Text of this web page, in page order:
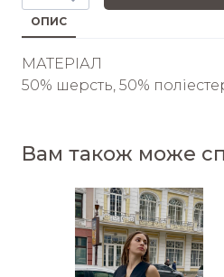
ОПИС
МАТЕРІАЛ
50% шерсть, 50%
Вам також може